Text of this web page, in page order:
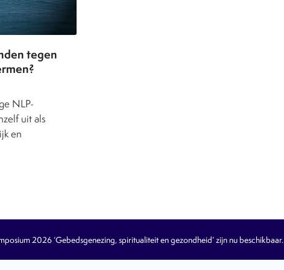
tegen
NLP-
uit als
en
2026 ‘Gebedsgenezing, spiritualiteit en gezondheid’ zijn nu beschikbaar.